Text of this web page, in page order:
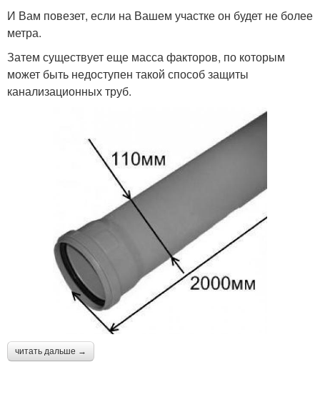
И Вам повезет, если на Вашем участке он будет не более
метра.
Затем существует еще масса факторов, по которым
может быть недоступен такой способ защиты
канализационных труб.
читать дальше →